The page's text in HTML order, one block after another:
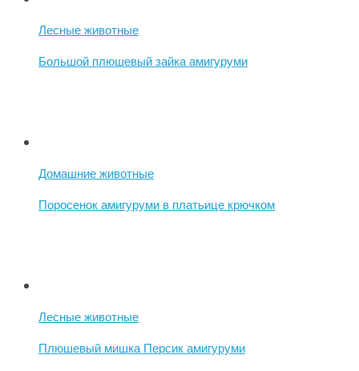
Лесные животные
Большой плюшевый зайка амигуруми
Домашние животные
Поросенок амигуруми в платьице крючком
Лесные животные
Плюшевый мишка Персик амигуруми